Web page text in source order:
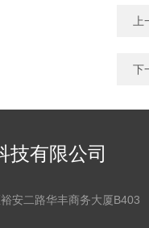
下
技有限公司
安二路华丰商务大厦B403